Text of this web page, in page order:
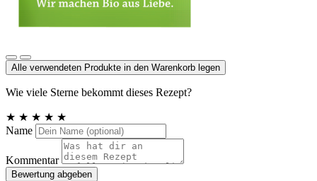
Alle verwendeten Produkte in den Warenkorb legen
Wie viele Sterne bekommt dieses Rezept?
★ ★ ★ ★ ★
Name
Kommentar
Bewertung abgeben